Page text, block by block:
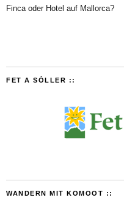
Finca oder Hotel auf Mallorca?
FET A SÓLLER ::
WANDERN MIT KOMOOT ::